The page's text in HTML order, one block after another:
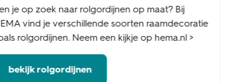
je op zoek naar rolgordijnen op maat? Bij
vind je verschillende soorten raamdecoratie
rolgordijnen. Neem een kijkje op hema.nl >
bekijk rolgordijnen